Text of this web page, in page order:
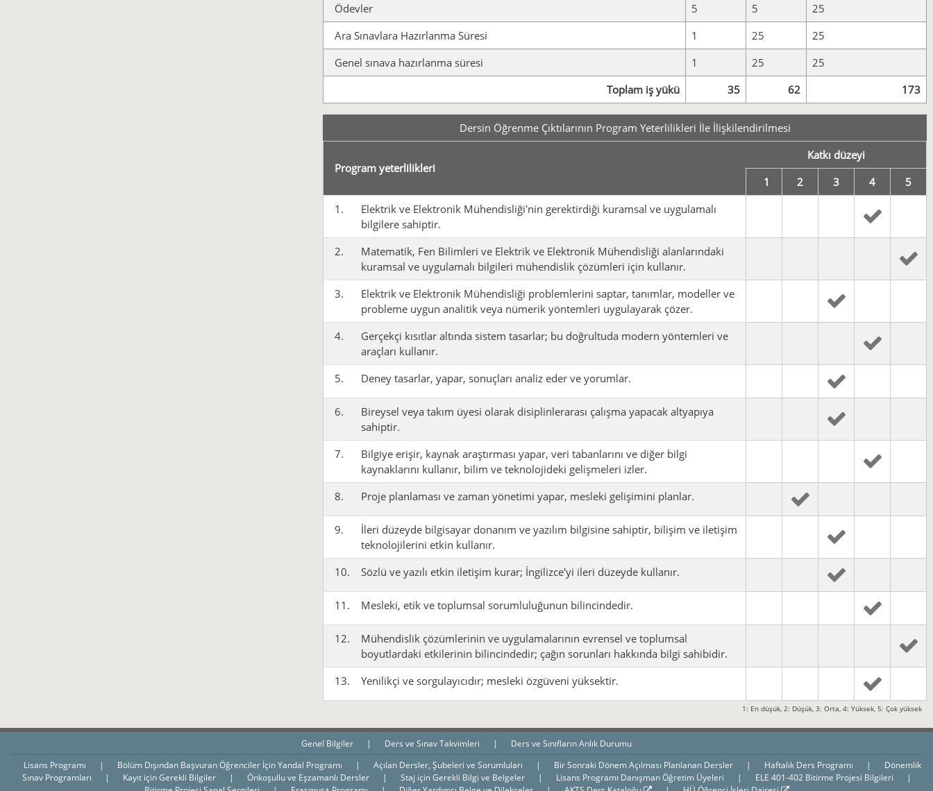
Ödevler
5 5
25
Ara Sınavlara Hazırlanma Süresi
1 25
25
Genel sınava hazırlanma süresi
1 25
25
Toplam iş yükü
35 62 173
Dersin Öğrenme Çıktılarının Program Yeterlilikleri İle İlişkilendirilmesi
Program yeterlilikleri
Katkı düzeyi
1
2 3 4
5
1.
Elektrik ve Elektronik Mühendisliği'nin gerektirdiği kuramsal ve uygulamalı
bilgilere sahiptir.
2.
Matematik, Fen Bilimleri ve Elektrik ve Elektronik Mühendisliği alanlarındaki
kuramsal ve uygulamalı bilgileri mühendislik çözümleri için kullanır.
3.
Elektrik ve Elektronik Mühendisliği problemlerini saptar, tanımlar, modeller ve
probleme uygun analitik veya nümerik yöntemleri uygulayarak çözer.
4.
Gerçekçi kısıtlar altında sistem tasarlar; bu doğrultuda modern yöntemleri ve
araçları kullanır.
5.
Deney tasarlar, yapar, sonuçları analiz eder ve yorumlar.
6.
Bireysel veya takım üyesi olarak disiplinlerarası çalışma yapacak altyapıya
sahiptir.
7.
Bilgiye erişir, kaynak araştırması yapar, veri tabanlarını ve diğer bilgi
kaynaklarını kullanır, bilim ve teknolojideki gelişmeleri izler.
8.
Proje planlaması ve zaman yönetimi yapar, mesleki gelişimini planlar.
9.
İleri düzeyde bilgisayar donanım ve yazılım bilgisine sahiptir, bilişim ve iletişim
teknolojilerini etkin kullanır.
10.
Sözlü ve yazılı etkin iletişim kurar; İngilizce'yi ileri düzeyde kullanır.
11. Mesleki, etik ve toplumsal sorumluluğunun bilincindedir.
12.
Mühendislik çözümlerinin ve uygulamalarının evrensel ve toplumsal
boyutlardaki etkilerinin bilincindedir; çağın sorunları hakkında bilgi sahibidir.
13.
Yenilikçi ve sorgulayıcıdır; mesleki özgüveni yüksektir.
1: En düşük, 2: Düşük, 3: Orta, 4: Yüksek, 5: Çok yüksek
Genel Bilgiler | Ders ve Sınav Takvimleri |
Ders ve Sınıfların Anlık Durumu
Lisans Programı
| Bölüm Dışından Başvuran Öğrenciler İçin Yandal Programı | Açılan Dersler, Şubeleri ve Sorumluları | Bir Sonraki Dönem Açılması Planlanan Dersler | Haftalık Ders Programı |
Dönemlik
Sınav Programları
| Kayıt için Gerekli Bilgiler | Önkoşullu ve Eşzamanlı Dersler | Staj için Gerekli Bilgi ve Belgeler | Lisans Programı Danışman Öğretim Üyeleri | ELE 401-402 Bitirme Projesi Bilgileri
|